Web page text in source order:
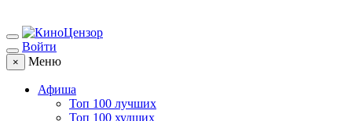
Войти
× Меню
Афиша
Топ 100 лучших
Топ 100 худших